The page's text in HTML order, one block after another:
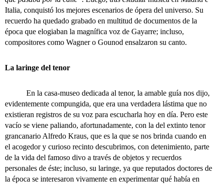
Italia, conquistó los mejores escenarios de ópera del universo. Su
recuerdo ha quedado grabado en multitud de documentos de la
época que elogiaban la magnífica voz de Gayarre; incluso,
compositores como Wagner o Gounod ensalzaron su canto.
La laringe del tenor
En la casa-museo dedicada al tenor, la amable guía nos dijo,
evidentemente compungida, que era una verdadera lástima que no
existieran registros de su voz para escucharla hoy en día. Pero este
vacío se viene paliando, afortunadamente, con la del extinto tenor
grancanario Alfredo Kraus, que es la que se nos brinda cuando en
el acogedor y curioso recinto descubrimos, con detenimiento, parte
de la vida del famoso divo a través de objetos y recuerdos
personales de éste; incluso, su laringe, ya que reputados doctores de
la época se interesaron vivamente en experimentar qué había en